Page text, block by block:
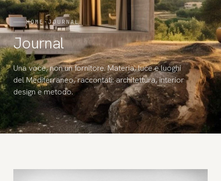
HOME ·JOURNAL
Journal
Una voce, non un fornitore. Materia, luce e luoghi
del Mediterraneo, raccontati: architettura, interior
design e metodo.